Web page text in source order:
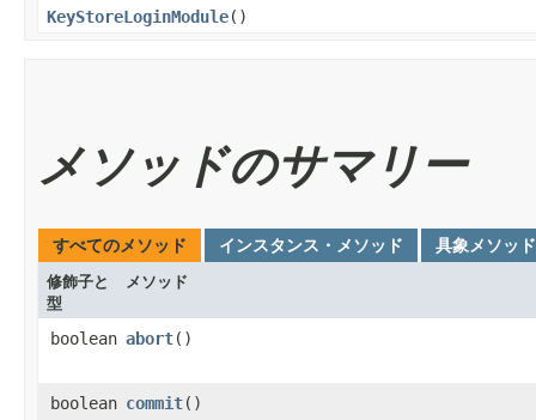
KeyStoreLoginModule()
メソッドのサマリー
すべてのメソッド インスタンス・メソッド 具象メソッド
修飾子と
型
メソッド
boolean abort()
boolean commit()